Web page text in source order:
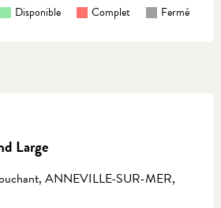
Disponible Complet Fermé
Large
ANNEVILLE-SUR-MER,